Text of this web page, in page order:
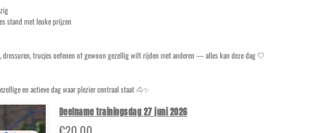
stand met leuke prijzen
trucjes oefenen of gewoon gezellig wilt rijden met anderen — alles kan deze dag 🤍
en actieve dag waar plezier centraal staat 🐴✨
Deelname trainingsdag 27 juni 2026